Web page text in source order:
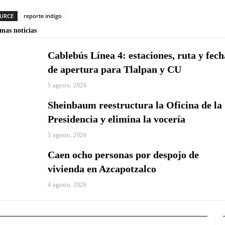
reporte indigo
noticias
Cablebús Línea 4: estaciones, ruta y
de apertura para Tlalpan y CU
5 agosto, 2026
Sheinbaum reestructura la Oficina de la
Presidencia y elimina la vocería
5 agosto, 2026
Caen ocho personas por despojo de
vivienda en Azcapotzalco
4 agosto, 2026